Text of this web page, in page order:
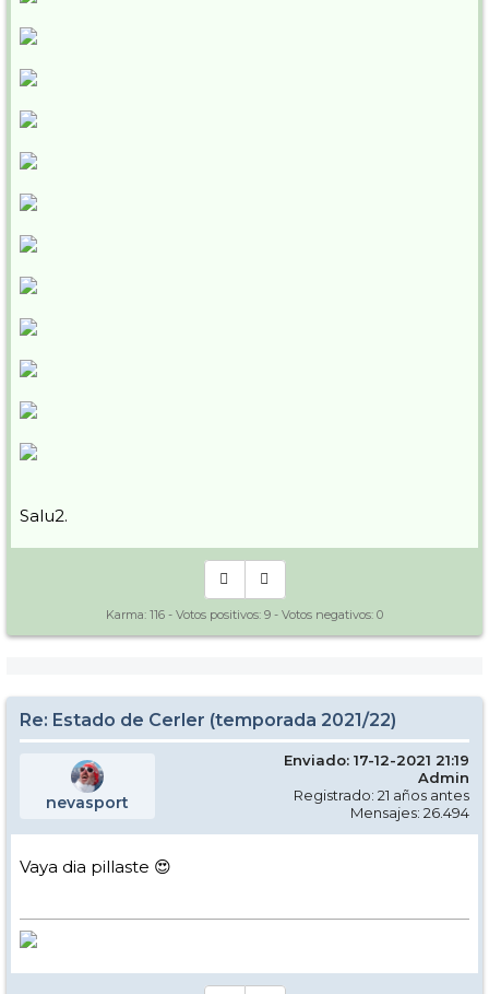
Salu2.
Karma: 116 - Votos positivos: 9 - Votos negativos: 0
Re: Estado de Cerler (temporada 2021/22)
nevasport
Enviado: 17-12-2021 21:19
Admin
Registrado: 21 años antes
Mensajes: 26.494
Vaya dia pillaste 😍